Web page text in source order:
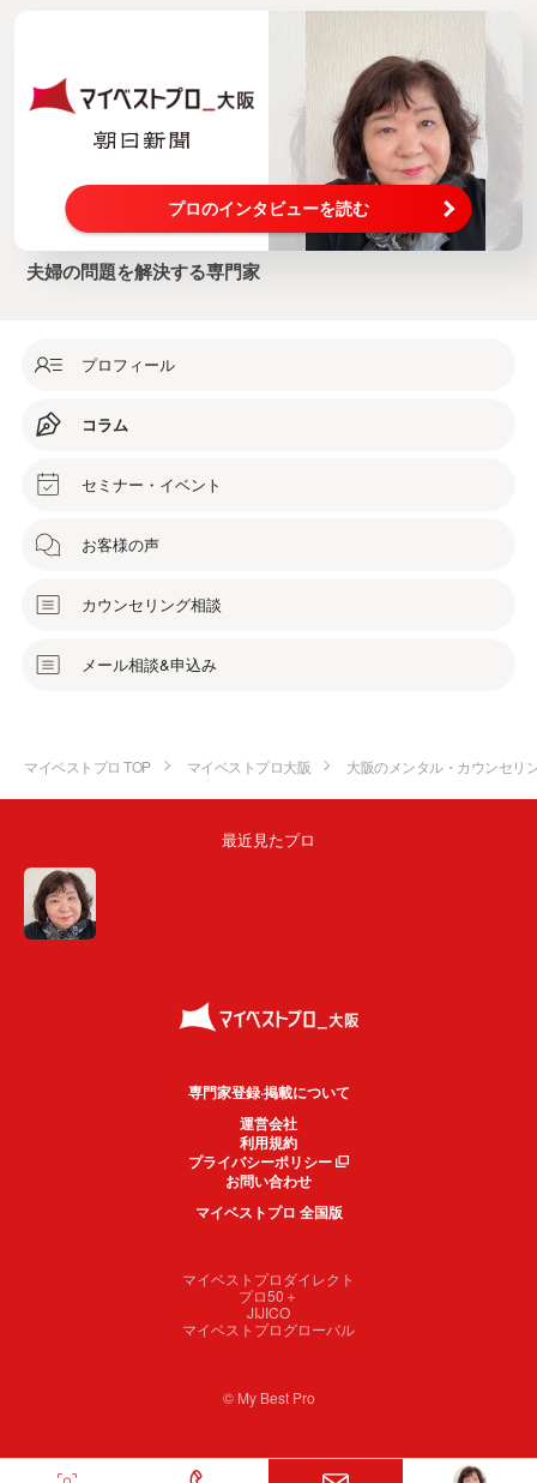
プロのインタビューを読む
夫婦の問題を解決する専門家
プロフィール
コラム
セミナー・イベント
お客様の声
カウンセリング相談
メール相談&申込み
マイベストプロ TOP マイベストプロ大阪 大阪のメンタル・カウンセリ
最近見たプロ
専門家登録·掲載について
運営会社
利用規約
プライバシーポリシー
お問い合わせ
マイベストプロ 全国版
マイベストプロダイレクト
プロ50＋
JIJICO
マイベストプログローバル
© My Best Pro